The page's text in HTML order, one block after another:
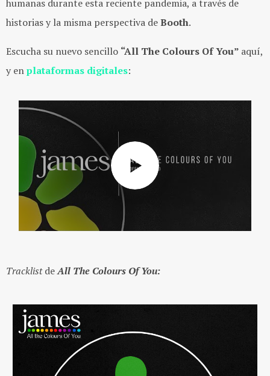
humanas durante esta reciente pandemia, a través de
historias y la misma perspectiva deBooth.
Escucha su nuevo sencillo “All The Colours Of You” aquí,
y enplataformas digitales:
TracklistdeAll The Colours Of You: